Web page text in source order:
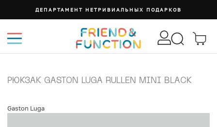
ДЕПАРТАМЕНТ НЕТРИВИАЛЬНЫХ ПОДАРКОВ
РЮКЗАК GASTON LUGA RULLEN MINI BLACK
Gaston Luga